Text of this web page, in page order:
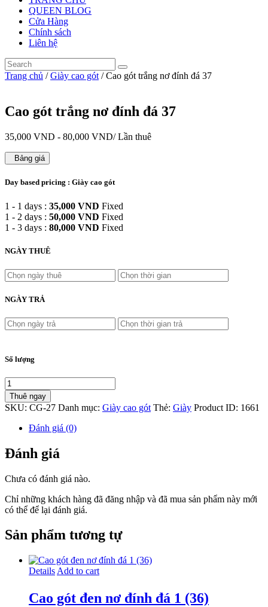
QUEEN BLOG
Cửa Hàng
Chính sách
Liên hệ
Trang chủ /Giày cao gót / Cao gót trắng nơ đính đá 37
Cao gót trắng nơ đính đá 37
35,000 VND - 80,000 VND/ Lần thuê
Bảng giá
Day based pricing : Giày cao gót
1 - 1 days : 35,000 VND Fixed
1 - 2 days : 50,000 VND Fixed
1 - 3 days : 80,000 VND Fixed
NGÀY THUÊ
NGÀY TRẢ
Số lượng
Thuê ngay
SKU: CG-27 Danh mục: Giày cao gót Thẻ: Giày Product ID: 1661
Đánh giá (0)
Đánh giá
Chưa có đánh giá nào.
Chỉ những khách hàng đã đăng nhập và đã mua sản phẩm này mới
có thể để lại đánh giá.
Sản phẩm tương tự
Details Add to cart
Cao gót đen nơ đính đá 1 (36)